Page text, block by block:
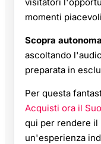
momenti
Scopra
ascoltando
preparata in
Per questa
Acquisti ora il
qui per rendere il
un'esperienza